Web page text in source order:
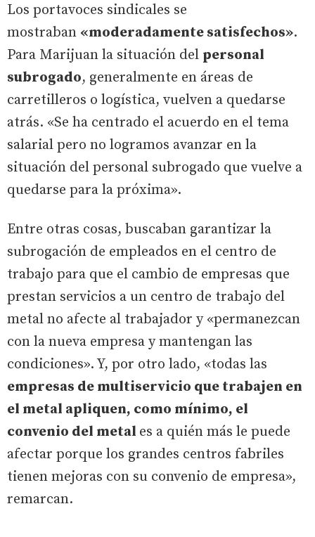
Los portavoces sindicales se
mostraban «moderadamente satisfechos».
Para Marijuan la situación del personal
subrogado, generalmente en áreas de
carretilleros o logística, vuelven a quedarse
atrás. «Se ha centrado el acuerdo en el tema
salarial pero no logramos avanzar en la
situación del personal subrogado que vuelve a
quedarse para la próxima».
Entre otras cosas, buscaban garantizar la
subrogación de empleados en el centro de
trabajo para que el cambio de empresas que
prestan servicios a un centro de trabajo del
metal no afecte al trabajador y «permanezcan
con la nueva empresa y mantengan las
condiciones». Y, por otro lado, «todas las
empresas de multiservicio que trabajen en
el metal apliquen, como mínimo, el
convenio del metal es a quién más le puede
afectar porque los grandes centros fabriles
tienen mejoras con su convenio de empresa»,
remarcan.